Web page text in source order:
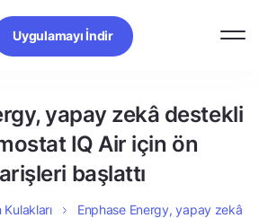
Uygulamayı İndir
yapay zekâ destekli
IQ Air için ön
başlattı
Kulakları
Enphase Energy, yapay zekâ